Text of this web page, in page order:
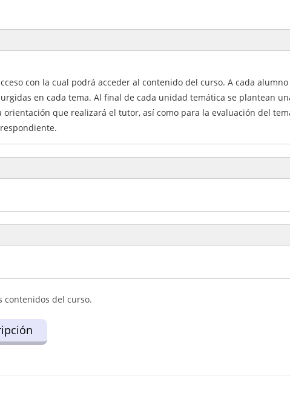
con la cual podrá acceder al contenido del curso. A cada
en cada tema. Al final de cada unidad temática se plantean
que realizará el tutor, así como para la evaluación del
contenidos del curso.